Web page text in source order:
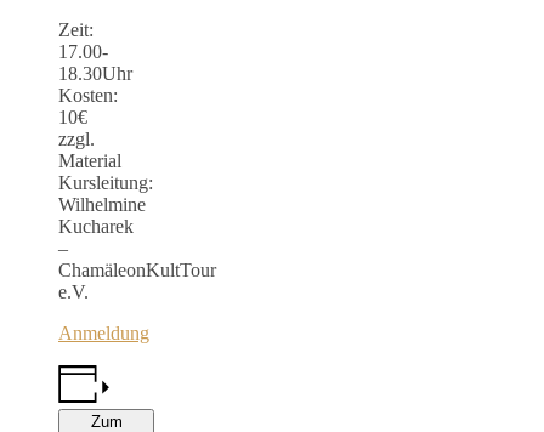
Zeit:
17.00-
18.30Uhr
Kosten:
10€
zzgl.
Material
Kursleitung:
Wilhelmine
Kucharek
–
ChamäleonKultTour
e.V.
Anmeldung
Zum